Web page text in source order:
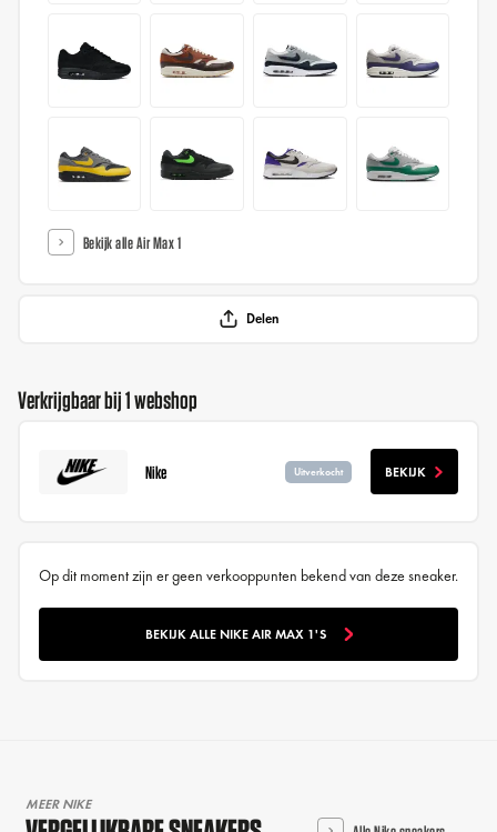
Bekijk alle Air Max 1
Delen
Verkrijgbaar bij 1 webshop
Nike Uitverkocht BEKIJK
Op dit moment zijn er geen verkooppunten bekend van deze sneaker.
BEKIJK ALLE NIKE AIR MAX 1'S
MEER NIKE